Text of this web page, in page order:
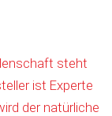
steht
ist Experte
der natürliche